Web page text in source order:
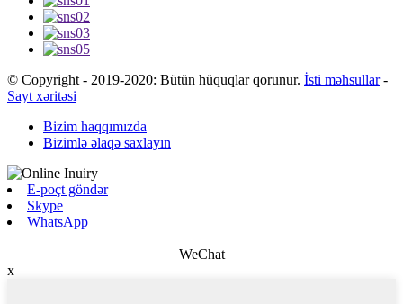
© Copyright - 2019-2020: Bütün hüquqlar qorunur. İsti məhsullar-
Sayt xəritəsi
Bizim haqqımızda
Bizimlə əlaqə saxlayın
E-poçt göndər
Skype
WhatsApp
WeChat
x